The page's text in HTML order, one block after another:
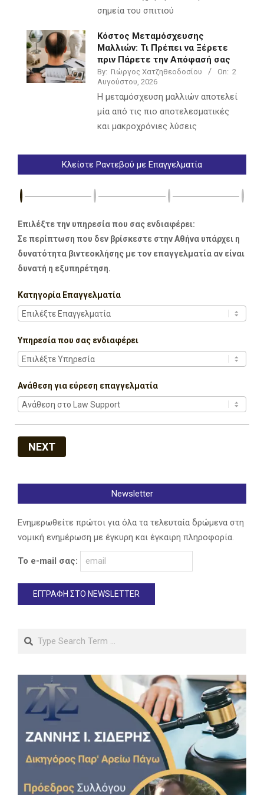
σημεία του σπιτιού
Κόστος Μεταμόσχευσης
Μαλλιών: Τι Πρέπει να Ξέρετε
πριν Πάρετε την Απόφασή σας
By: Γιώργος Χατζηθεοδοσίου On: 2
Αυγούστου, 2026
Η μεταμόσχευση μαλλιών αποτελεί
μία από τις πιο αποτελεσματικές
και μακροχρόνιες λύσεις
Κλείστε Ραντεβού με Επαγγελματία
Επιλέξτε την υπηρεσία που σας ενδιαφέρει:
Σε περίπτωση που δεν βρίσκεστε στην Αθήνα υπάρχει η
δυνατότητα βιντεοκλήσης με τον επαγγελματία αν είναι
δυνατή η εξυπηρέτηση.
Κατηγορία Επαγγελματία
Υπηρεσία που σας ενδιαφέρει
Ανάθεση για εύρεση επαγγελματία
NEXT
Newsletter
Ενημερωθείτε πρώτοι για όλα τα τελευταία δρώμενα στη
νομική ενημέρωση με έγκυρη και έγκαιρη πληροφορία.
Το e-mail σας:
Search